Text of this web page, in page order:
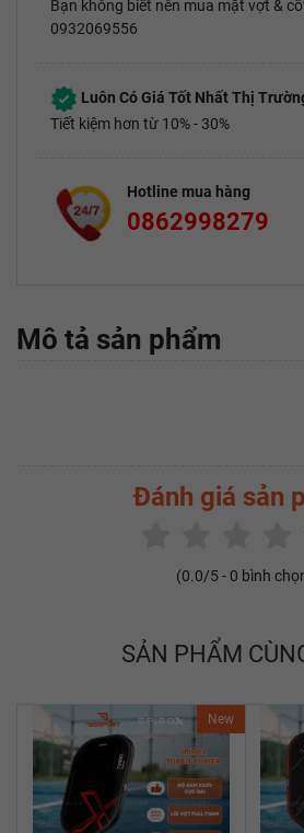
Bạn không biết nên mua mặt vợt &
0932069556
Luôn Có Giá Tốt Nhất Thị
Tiết kiệm hơn từ 10% - 30%
Hotline mua hàng
0862998279
Mô tả sản phẩm
Đánh giá sản
(0.0/5 - 0 bình
SẢN PHẨM
New